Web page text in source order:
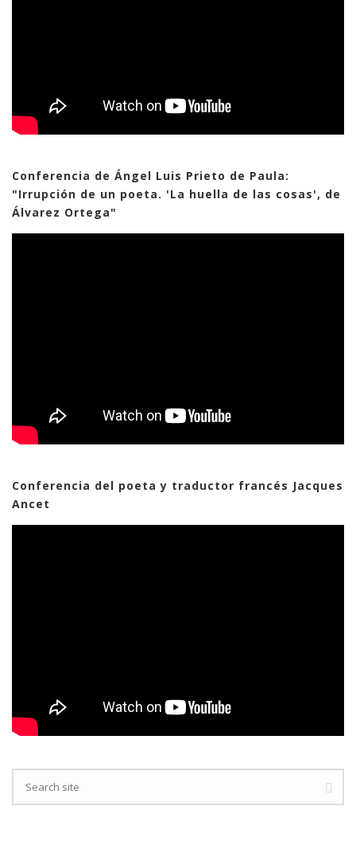
Conferencia de Ángel Luis Prieto de Paula:
"Irrupción de un poeta. 'La huella de las cosas', de
Álvarez Ortega"
Conferencia del poeta y traductor francés Jacques
Ancet